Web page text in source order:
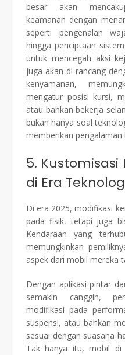
besar akan
keamanan dengan
seperti pengenalan
hingga penciptaan
untuk mencegah aksi
juga akan di rancang
kenyamanan,
mengatur posisi kursi,
atau bahkan bekerja
bukan hanya soal
memberikan pengalaman
5. Kustomisasi
di Era
Di era 2025, modifikasi
pada fisik, tetapi juga
Kendaraan yang
memungkinkan
aspek dari mobil mereka
Dengan aplikasi pintar
semakin canggih,
modifikasi pada
suspensi, atau bahkan
sesuai dengan suasana
Tak hanya itu, mobil di